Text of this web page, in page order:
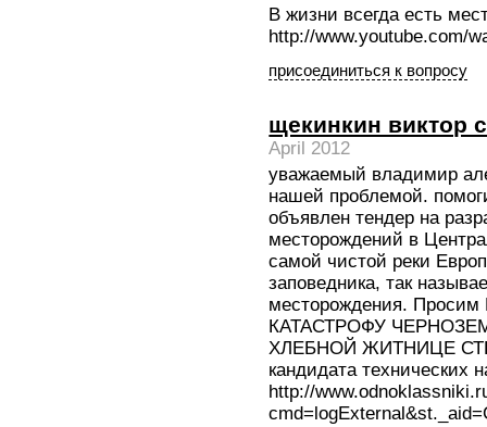
В жизни всегда есть
http://www.youtube.com/
присоединиться к вопросу
щекинкин виктор
April 2012
уважаемый владимир
нашей проблемой.
объявлен тендер на
месторождений в
самой чистой реки
заповедника, так
месторождения. Просим
КАТАСТРОФУ
ХЛЕБНОЙ ЖИТНИЦЕ
кандидата технических
http://